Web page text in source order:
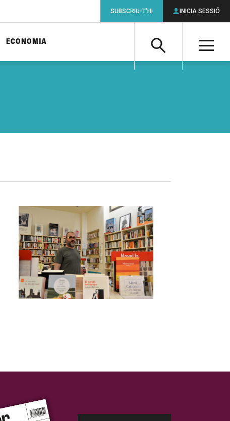
Cerca
ECONOMIA
SUBSCRIU-T'HI INICIA SESSIÓ